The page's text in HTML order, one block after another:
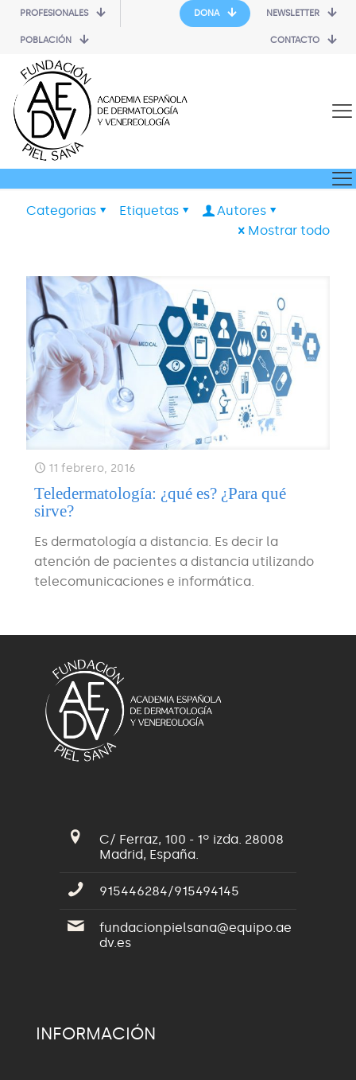
PROFESIONALES
POBLACIÓN
DONA NEWSLETTER
CONTACTO
Categorias Etiquetas
Autores
Mostrar todo
11 febrero, 2016
Teledermatología: ¿qué es? ¿Para qué
sirve?
Es dermatología a distancia. Es decir la
atención de pacientes a distancia utilizando
telecomunicaciones e informática.
C/ Ferraz, 100 - 1º izda. 28008
Madrid, España.
915446284/915494145
fundacionpielsana@equipo.ae
dv.es
INFORMACIÓN